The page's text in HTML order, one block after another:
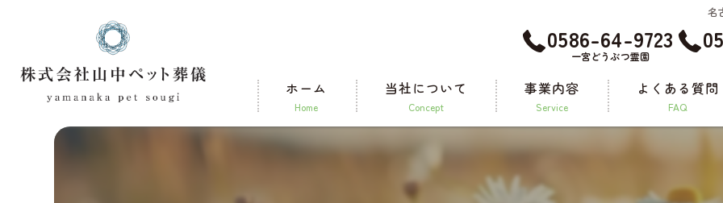
名
0586-64-9723
一宮どうぶつ霊園
ホーム
home
当社について
concept
事業内容
service
よくある質問
FAQ